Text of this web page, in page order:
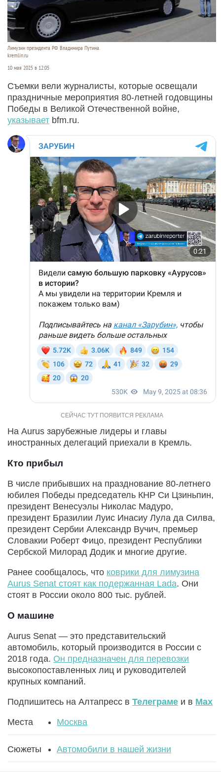
Лимузин президента РФ Владимира Путина.
kremlin.ru
10 мая 2025 в 12:05
Съемки вели журналисты, которые освещали
праздничные мероприятия 80-летней годовщины
Победы в Великой Отечественной войне,
указывает bfm.ru.
На Aurus зарубежные лидеры и главы
иностранных делегаций приехали в Кремль.
Кто прибыл
В числе прибывших на празднование 80-летнего
юбилея Победы председатель КНР Си Цзиньпин,
президент Венесуэлы Николас Мадуро,
президент Бразилии Луис Инасиу Лула да Силва,
президент Сербии Александр Вучич, премьер
Словакии Роберт Фицо, президент Республики
Сербской Милорад Додик и многие другие.
Ранее сообщалось, что коврики для лимузина
Aurus Senat стоят как подержанная Lada. Они
стоят в России около 800 тыс. рублей.
О машине
Aurus Senat — это представительский
автомобиль, который производится в России с
2018 года. Он предназначен для перевозки
высокопоставленных лиц и руководителей
крупных компаний.
Подпишитесь на Алтапресс в Телеграме и в Max
Места Москва
Сюжеты Автомобили в нашей жизни